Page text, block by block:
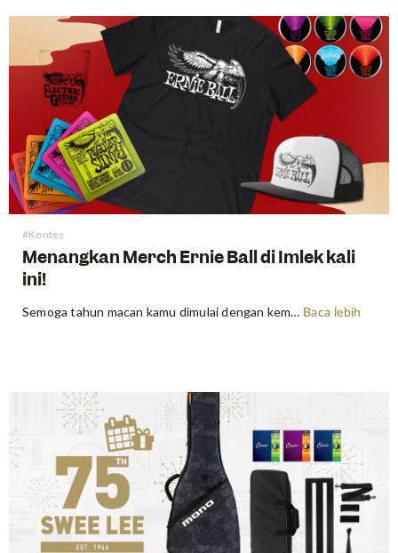
#Kontes
Menangkan Merch Ernie Ball di Imlek kali
ini!
Semoga tahun macan kamu dimulai dengan kemakmuran, dan kami menyiapkan sesuatu di toko jika beberapa hari ini kamu merasa beruntung! Ernie Ball membuat aksesori musik terbaik seperti senar, capo dan lain-lain. Gitar mereka sangat berkualitas. Tapi merch mereka juga tidak kalah keren! Jadi kami akan berbagi dan ini apalagi cara… Baca lebih